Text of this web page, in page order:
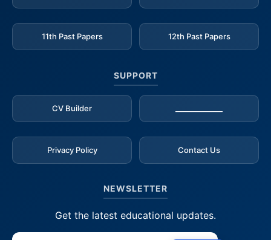
11th Past Papers 12th Past Papers
SUPPORT
CV Builder
Privacy Policy Contact Us
NEWSLETTER
Get the latest educational updates.